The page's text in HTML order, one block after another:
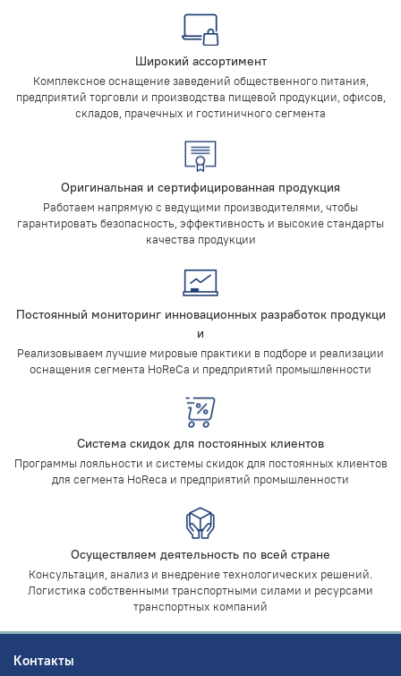
Широкий ассортимент
Комплексное оснащение заведений общественного питания,
предприятий торговли и производства пищевой продукции, офисов,
складов, прачечных и гостиничного сегмента
Оригинальная и сертифицированная продукция
Работаем напрямую с ведущими производителями, чтобы
гарантировать безопасность, эффективность и высокие стандарты
качества продукции
Постоянный мониторинг инновационных разработок продукци
и
Реализовываем лучшие мировые практики в подборе и реализации
оснащения сегмента HoReCa и предприятий промышленности
Система скидок для постоянных клиентов
Программы лояльности и системы скидок для постоянных клиентов
для сегмента HoReca и предприятий промышленности
Осуществляем деятельность по всей стране
Консультация, анализ и внедрение технологических решений.
Логистика собственными транспортными силами и ресурсами
транспортных компаний
Контакты